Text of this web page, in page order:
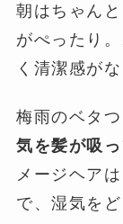
朝はちゃん
がぺったり
く清潔感が
梅雨のベタ
気を髪が吸っ
メージヘア
で、湿気を